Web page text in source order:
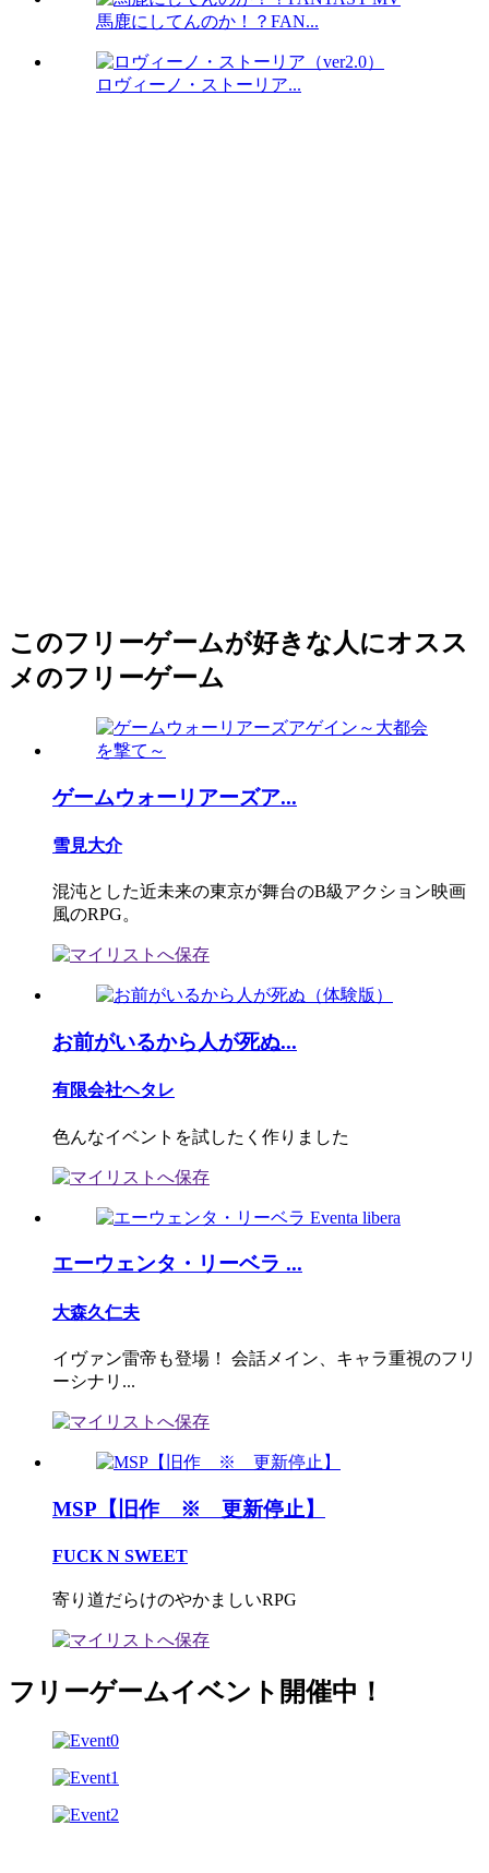
馬鹿にしてんのか！？FAN...
ロヴィーノ・ストーリア...
このフリーゲームが好きな人にオスス
メのフリーゲーム
ゲームウォーリアーズア...
雪見大介
混沌とした近未来の東京が舞台のB級アクション映画
風のRPG。
お前がいるから人が死ぬ...
有限会社ヘタレ
色んなイベントを試したく作りました
エーウェンタ・リーベラ ...
大森久仁夫
イヴァン雷帝も登場！ 会話メイン、キャラ重視のフリ
ーシナリ...
MSP【旧作 ※ 更新停止】
FUCK N SWEET
寄り道だらけのやかましいRPG
フリーゲームイベント開催中！